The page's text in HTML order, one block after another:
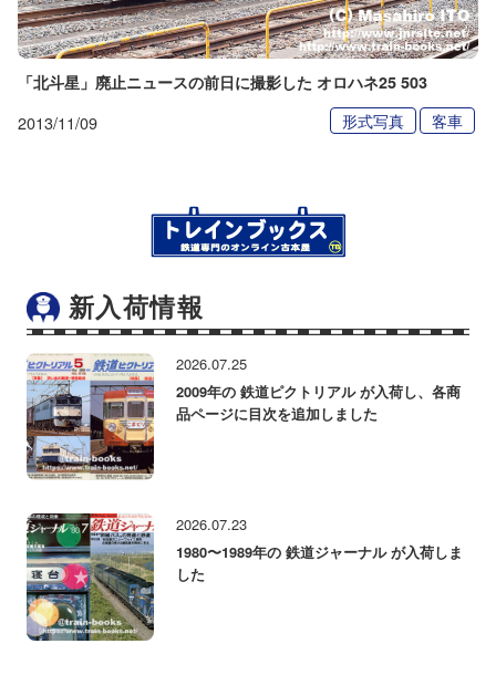
「北斗星」廃止ニュースの前日に撮影した オロハネ25 503
2013/11/09 形式写真 客車
新入荷情報
2026.07.25
2009年の 鉄道ピクトリアル が入荷し、各商
品ページに目次を追加しました
2026.07.23
1980〜1989年の 鉄道ジャーナル が入荷しま
した